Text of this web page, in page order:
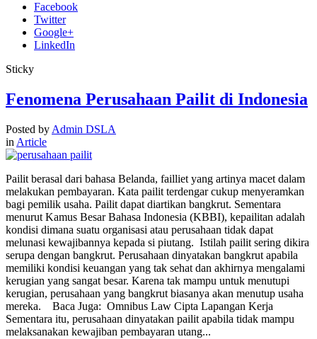
Facebook
Twitter
Google+
LinkedIn
Sticky
Fenomena Perusahaan Pailit di Indonesia
Posted by Admin DSLA
in Article
Pailit berasal dari bahasa Belanda, failliet yang artinya macet dalam
melakukan pembayaran. Kata pailit terdengar cukup menyeramkan
bagi pemilik usaha. Pailit dapat diartikan bangkrut. Sementara
menurut Kamus Besar Bahasa Indonesia (KBBI), kepailitan adalah
kondisi dimana suatu organisasi atau perusahaan tidak dapat
melunasi kewajibannya kepada si piutang. Istilah pailit sering dikira
serupa dengan bangkrut. Perusahaan dinyatakan bangkrut apabila
memiliki kondisi keuangan yang tak sehat dan akhirnya mengalami
kerugian yang sangat besar. Karena tak mampu untuk menutupi
kerugian, perusahaan yang bangkrut biasanya akan menutup usaha
mereka. Baca Juga: Omnibus Law Cipta Lapangan Kerja
Sementara itu, perusahaan dinyatakan pailit apabila tidak mampu
melaksanakan kewajiban pembayaran utang...